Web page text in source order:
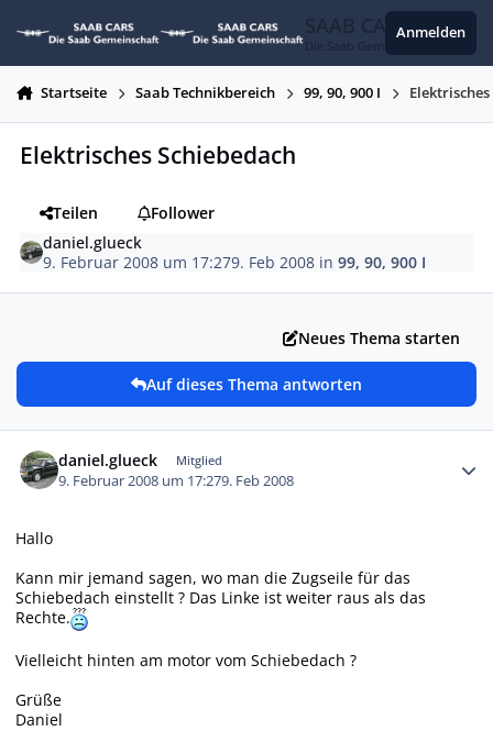
SAAB CARS
Die Saab Gemeinschaft
Anmelden
Startseite Saab Technikbereich 99, 90, 900 I
Elektrisches Schiebedach
Teilen
Follower
daniel.glueck
9. Februar 2008 um 17:279. Feb 2008 in99, 90, 900 I
Neues Thema starten
Auf dieses Thema antworten
daniel.glueck Mitglied
9. Februar 2008 um 17:279. Feb 2008
Hallo
Kann mir jemand sagen, wo man die Zugseile für das
Schiebedach einstellt ? Das Linke ist weiter raus als das
Rechte.
Vielleicht hinten am motor vom Schiebedach ?
Grüße
Daniel